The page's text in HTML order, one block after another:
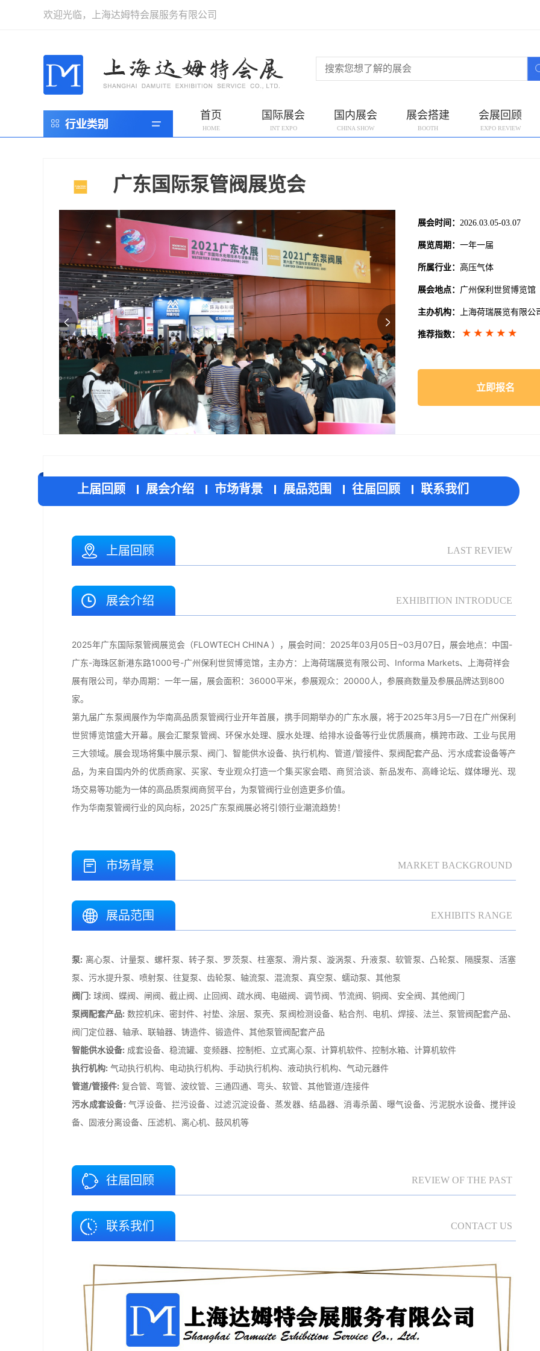
欢迎光临，上海达姆特会展服务有限公司
应急救援
劳保五金
高压气体
红酒
建筑
国内展会
消防器材
应急救援
劳保五金
高压气体
海事
警用
红酒
食品
首页
HOME
国际展会
INT EXPO
国内展会
CHINA SHOW
展会搭建
BOOTH
会展回顾
EXPO REVIEW
广东国际泵管阀展览会
展会时间： 2026.03.05-03.07
展览周期： 一年一届
所属行业： 高压气体
展会地点： 广州保利世贸博览馆
主办机构： 上海荷瑞展览有限公
推荐指数：
立即报名
上届回顾 展会介绍 市场背景 展品范围 往届回顾 联系我们
上届回顾 LAST REVIEW
展会介绍 EXHIBITION INTRODUCE
2025年广东国际泵管阀展览会（FLOWTECH CHINA ），展会时间：2025年03月05日~03月07日，展会地点：中国-
广东-海珠区新港东路1000号-广州保利世贸博览馆，主办方：上海荷瑞展览有限公司、Informa Markets、上海荷祥会
展有限公司，举办周期：一年一届，展会面积：36000平米，参展观众：20000人，参展商数量及参展品牌达到800
家。
第九届广东泵阀展作为华南高品质泵管阀行业开年首展，携手同期举办的广东水展，将于2025年3月5—7日在广州保利
世贸博览馆盛大开幕。展会汇聚泵管阀、环保水处理、膜水处理、给排水设备等行业优质展商，横跨市政、工业与民用
三大领域。展会现场将集中展示泵、阀门、智能供水设备、执行机构、管道/管接件、泵阀配套产品、污水成套设备等产
品，为来自国内外的优质商家、买家、专业观众打造一个集买家会晤、商贸洽谈、新品发布、高峰论坛、媒体曝光、现
场交易等功能为一体的高品质泵阀商贸平台，为泵管阀行业创造更多价值。
作为华南泵管阀行业的风向标，2025广东泵阀展必将引领行业潮流趋势！
市场背景 MARKET BACKGROUND
展品范围 EXHIBITS RANGE
泵: 离心泵、计量泵、螺杆泵、转子泵、罗茨泵、柱塞泵、滑片泵、漩涡泵、升液泵、软管泵、凸轮泵、隔膜泵、活塞
泵、污水提升泵、喷射泵、往复泵、齿轮泵、轴流泵、混流泵、真空泵、蠕动泵、其他泵
阀门: 球阀、蝶阀、闸阀、截止阀、止回阀、疏水阀、电磁阀、调节阀、节流阀、铜阀、安全阀、其他阀门
泵阀配套产品: 数控机床、密封件、衬垫、涂层、泵壳、泵阀检测设备、粘合剂、电机、焊接、法兰、泵管阀配套产品、
阀门定位器、轴承、联轴器、铸造件、锻造件、其他泵管阀配套产品
智能供水设备: 成套设备、稳流罐、变频器、控制柜、立式离心泵、计算机软件、控制水箱、计算机软件
执行机构: 气动执行机构、电动执行机构、手动执行机构、液动执行机构、气动元器件
管道/管接件: 复合管、弯管、波纹管、三通四通、弯头、软管、其他管道/连接件
污水成套设备:气浮设备、拦污设备、过滤沉淀设备、蒸发器、结晶器、消毒杀菌、曝气设备、污泥脱水设备、搅拌设
备、固液分离设备、压滤机、离心机、鼓风机等
往届回顾 REVIEW OF THE PAST
联系我们 CONTACT US